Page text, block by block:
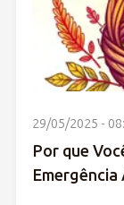
29/05/2025 -
Por que